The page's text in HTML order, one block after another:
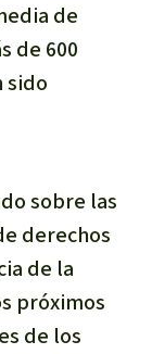
de
de 600
sido
sobre las
derechos
de la
próximos
de los